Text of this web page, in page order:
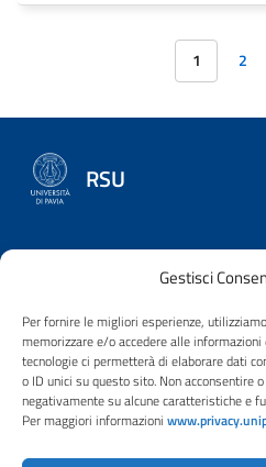
Gestisci
Per fornire le migliori esperienze,
memorizzare e/o accedere alle
tecnologie ci permetterà di elaborare dati
o ID unici su questo sito. Non acconsentire
negativamente su alcune caratteristiche e
Per maggiori informazioni
1 2
RSU
RAPPRESENTANZE SINDACALI
Chi siamo
Notiziario RSU
CONTATTI
rsu@unipv.it